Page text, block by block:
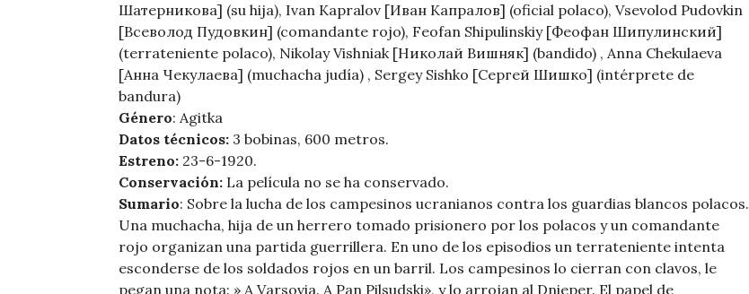
Шатерникова] (su hija), Ivan Kapralov [Иван Капралов] (oficial polaco), Vsevolod Pudovkin
[Всеволод Пудовкин] (comandante rojo), Feofan Shipulinskiy [Феофан Шипулинский]
(terrateniente polaco), Nikolay Vishniak [Николай Вишняк] (bandido) , Anna Chekulaeva
[Анна Чекулаева] (muchacha judía) , Sergey Sishko [Сергей Шишко] (intérprete de
bandura)
Género: Agitka
Datos técnicos: 3 bobinas, 600 metros.
Estreno: 23-6-1920.
Conservación: La película no se ha conservado.
Sumario: Sobre la lucha de los campesinos ucranianos contra los guardias blancos polacos.
Una muchacha, hija de un herrero tomado prisionero por los polacos y un comandante
rojo organizan una partida guerrillera. En uno de los episodios un terrateniente intenta
esconderse de los soldados rojos en un barril. Los campesinos lo cierran con clavos, le
pegan una nota: » A Varsovia. A Pan Pilsudski», y lo arrojan al Dnieper. El papel de